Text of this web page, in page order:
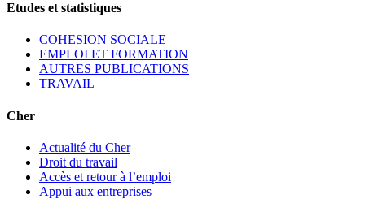
Etudes et statistiques
COHESION SOCIALE
EMPLOI ET FORMATION
AUTRES PUBLICATIONS
TRAVAIL
Cher
Actualité du Cher
Droit du travail
Accès et retour à l’emploi
Appui aux entreprises